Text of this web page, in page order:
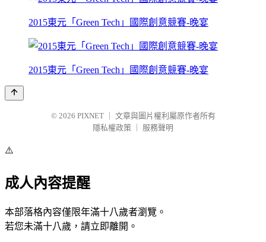
2015東元「Green Tech」國際創意競賽-晚宴
2015東元「Green Tech」國際創意競賽-晚宴
© 2026 PIXNET
文章與圖片權利屬原作者所有
隱私權政策
服務聲明
⚠️
成人內容提醒
本部落格內容僅限年滿十八歲者瀏覽。
若您未滿十八歲，請立即離開。